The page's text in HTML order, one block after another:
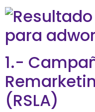
1.-
(RSLA)